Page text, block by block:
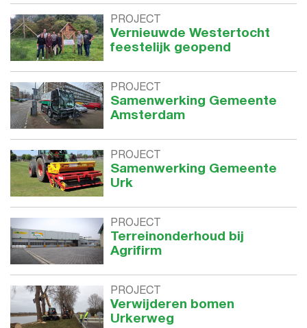
PROJECT
Vernieuwde Westertocht
feestelijk geopend
PROJECT
Samenwerking Gemeente
Amsterdam
PROJECT
Samenwerking Gemeente
Urk
PROJECT
Terreinonderhoud bij
Agrifirm
PROJECT
Verwijderen bomen
Urkerweg